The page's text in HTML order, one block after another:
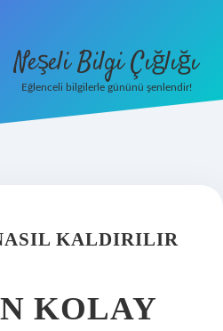
Neşeli Bilgi Çığlığı
Eğlenceli bilgilerle gününü şenlendir!
KALDIRILIR
KOLAY